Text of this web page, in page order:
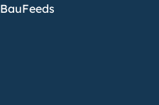
BauFeeds